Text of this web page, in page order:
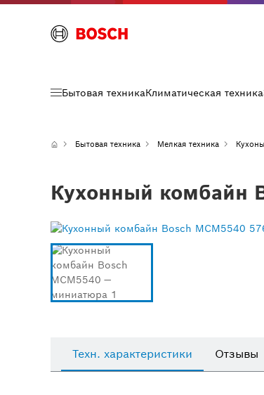
Бытовая техникаКлиматическая техника
Бытовая техника Мелкая техника
Кухонный комбайн
Техн. характеристики Отзывы